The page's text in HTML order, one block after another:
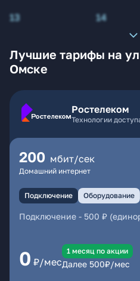
13
14
Лучшие тарифы на
Омске
Ростелеком
Технологии
200 мбит/сек
Домашний интернет
Подключение Оборудование
Подключение - 500 ₽
0 ₽/мес
1 месяц по акции
Далее 500₽/мес